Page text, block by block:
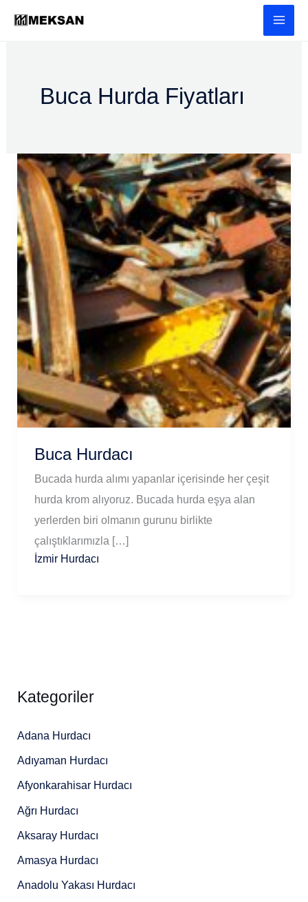
atla
Buca Hurda Fiyatları
Buca Hurdacı
Bucada hurda alımı yapanlar içerisinde her çeşit
hurda krom alıyoruz. Bucada hurda eşya alan
yerlerden biri olmanın gurunu birlikte
çalıştıklarımızla […]
İzmir Hurdacı
Kategoriler
Adana Hurdacı
Adıyaman Hurdacı
Afyonkarahisar Hurdacı
Ağrı Hurdacı
Aksaray Hurdacı
Amasya Hurdacı
Anadolu Yakası Hurdacı